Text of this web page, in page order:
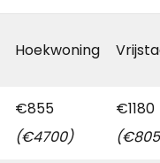
Hoekwoning
€855
(€4700)
€1180